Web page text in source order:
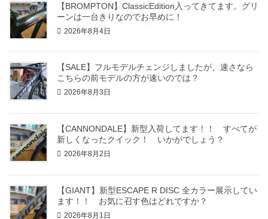
【BROMPTON】ClassicEdition入ってきてます。グリ
ーンは一台きりなのでお早めに！
2026年8月4日
【SALE】フルモデルチェンジしましたが、速さなら
こちらの前モデルの方が速いのでは？
2026年8月3日
【CANNONDALE】新型入荷してます！！ すべてが
新しくなったクイック！ いかがでしょう？
2026年8月2日
【GIANT】新型ESCAPE R DISC 全カラー展示してい
ます！！ お気に召す色はどれですか？
2026年8月1日